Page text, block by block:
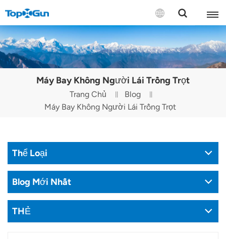
LIÊN HỆ VỚI CHÚNG TÔI
English
Español
Русский
Tiếng Việt
Máy Bay Không Người Lái Trồng Trọt
Trang Chủ
Blog
Máy Bay Không Người Lái Trồng Trọt
Thể Loại
Blog Mới Nhất
THẺ